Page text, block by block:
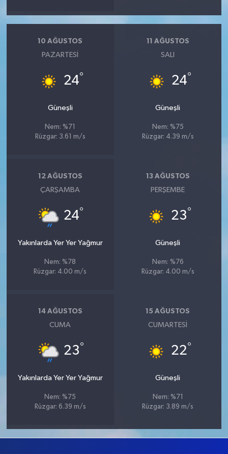
10 AĞUSTOS
PAZARTESI
24°
Güneşli
Nem: %71
Rüzgar: 3.61 m/s
11 AĞUSTOS
SALI
24°
Güneşli
Nem: %75
Rüzgar: 4.39 m/s
12 AĞUSTOS
ÇARŞAMBA
24°
Yakınlarda Yer Yer Yağmur
Nem: %78
Rüzgar: 4.00 m/s
13 AĞUSTOS
PERŞEMBE
23°
Güneşli
Nem: %76
Rüzgar: 4.00 m/s
14 AĞUSTOS
CUMA
23°
Yakınlarda Yer Yer Yağmur
Nem: %75
Rüzgar: 6.39 m/s
15 AĞUSTOS
CUMARTESI
22°
Güneşli
Nem: %71
Rüzgar: 3.89 m/s